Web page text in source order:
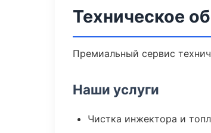
Техническое
Премиальный сервис
Наши услуги
Чистка инжектора и